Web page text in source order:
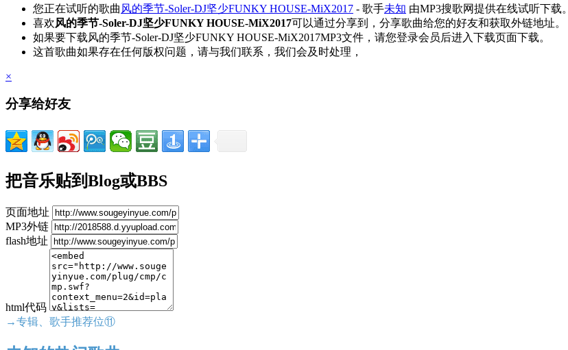
您正在试听的歌曲 风的季节-Soler-DJ坚少FUNKY HOUSE-MiX2017 - 歌手未知 由MP3搜歌网提供在线试听下载。
喜欢风的季节-Soler-DJ坚少FUNKY HOUSE-MiX2017可以通过分享到，分享歌曲给您的好友和获取外链地址。
如果要下载风的季节-Soler-DJ坚少FUNKY HOUSE-MiX2017MP3文件，请您登录会员后进入下载页面下载。
这首歌曲如果存在任何版权问题，请与我们联系，我们会及时处理，
×
分享给好友
把音乐贴到Blog或BBS
页面地址
MP3外链
flash地址
html代码
→专辑、歌手推荐位⑪